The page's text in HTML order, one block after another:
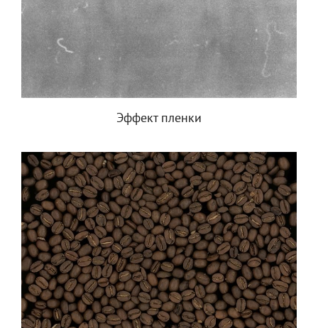
Эффект пленки